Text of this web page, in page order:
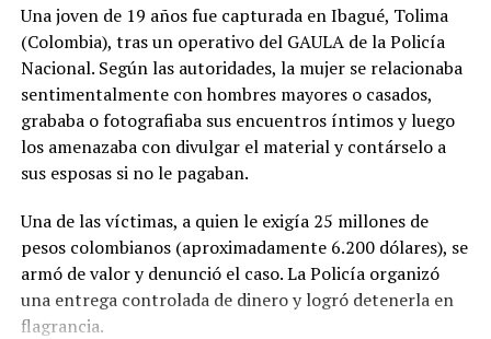
Relacionado
El bebé macaco Punch se
multitudes en Japón
19 marzo, 2026
En «Internacionales»
Nueve monos hembra
de la manada por su
impotencia sexual
10 mayo, 2019
En «Internacionales»
Una joven de 19 años fue capturada en Ibagué, Tolima
(Colombia), tras un operativo del GAULA de la Policía
Nacional. Según las autoridades, la mujer se relacionaba
sentimentalmente con hombres mayores o casados,
grababa o fotografiaba sus encuentros íntimos y luego
los amenazaba con divulgar el material y contárselo a
sus esposas si no le pagaban.
Una de las víctimas, a quien le exigía 25 millones de
pesos colombianos (aproximadamente 6.200 dólares), se
armó de valor y denunció el caso. La Policía organizó
una entrega controlada de dinero y logró detenerla en
flagrancia.